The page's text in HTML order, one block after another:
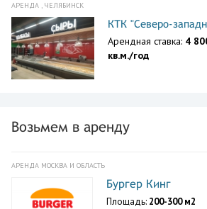
АРЕНДА , ЧЕЛЯБИНСК
КТК "Северо-
Арендная ставка: 4
кв.м./год
Возьмем в аренду
АРЕНДА МОСКВА И ОБЛАСТЬ
Бургер Кинг
Площадь: 200-300 м2